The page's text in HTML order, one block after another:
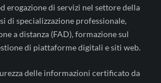
erogazione di servizi nel settore della
di specializzazione professionale,
a distanza (FAD), formazione sul
di piattaforme digitali e siti web.
delle informazioni certificato da